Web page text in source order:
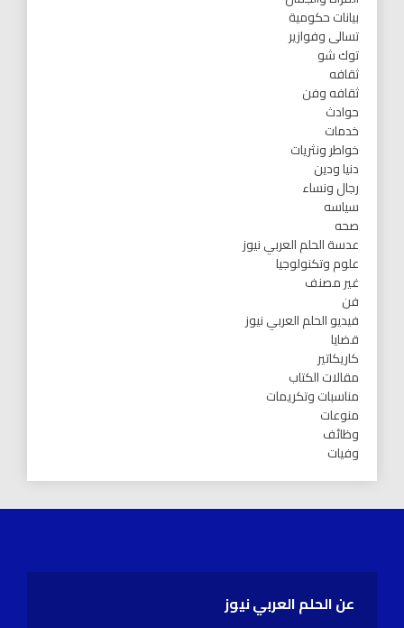
بيانات حكومية
تسالى وفوازير
توك شو
ثقافه
ثقافه وفن
حوادث
خدمات
خواطر ونثريات
دنيا ودين
رجال ونساء
سياسه
صحه
عدسة الحلم العربي نيوز
علوم وتكنولوجيا
غير مصنف
فن
فيديو الحلم العربي نيوز
قضايا
كاريكاتير
مقالات الكتاب
مناسبات وتكريمات
منوعات
وظائف
وفيات
عن الحلم العربي نيوز